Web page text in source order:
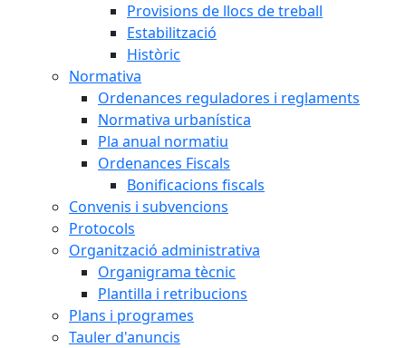
Provisions de llocs de treball
Estabilització
Històric
Normativa
Ordenances reguladores i reglaments
Normativa urbanística
Pla anual normatiu
Ordenances Fiscals
Bonificacions fiscals
Convenis i subvencions
Protocols
Organització administrativa
Organigrama tècnic
Plantilla i retribucions
Plans i programes
Tauler d'anuncis